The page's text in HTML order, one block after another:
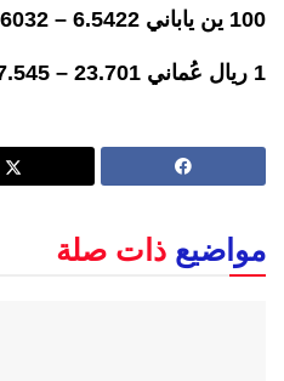
100 ين ياباني 6.5422 – 7.6032
1 ريال عُماني 23.701 – 27.545
مواضيع ذات صلة